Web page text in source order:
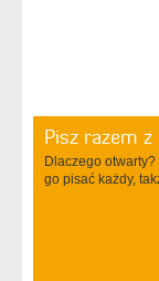
Pisz razem z
Dlaczego
go pisać każdy,